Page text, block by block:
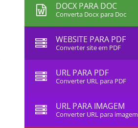
DOCX PARA DOC
Converta Docx para Doc
WEBSITE PARA PDF
Converter site em PDF
URL PARA PDF
Converter URL para PDF
URL PARA IMAGEM
Converter URL para imagem